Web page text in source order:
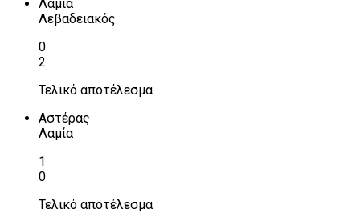
Λαμία
Λεβαδειακός
0
2
Τελικό αποτέλεσμα
Αστέρας
Λαμία
1
0
Τελικό αποτέλεσμα